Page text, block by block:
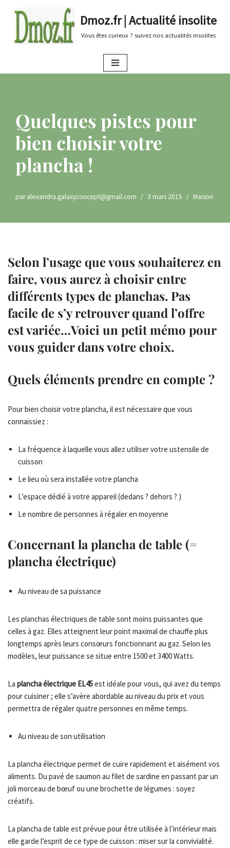
au
Dmoz.fr | Actualité insolite
Vous êtes curieux ? suivez nos actualités insolites
Quelques pistes pour
bien choisir votre
plancha !
paralexandra.galaxyconcept@gmail.com 3 mars 2015 Maison
Selon l’usage que vous souhaiterez en
faire, vous aurez à choisir entre
différents types de planchas. Pas
facile de s’y retrouver quand l’offre
est variée…Voici un petit mémo pour
vous guider dans votre choix.
Quels éléments prendre en compte ?
Pour bien choisir votre plancha, il est nécessaire que vous
connaissiez :
La fréquence à laquelle vous allez utiliser votre ustensile de
cuisson
Le lieu où sera installée votre plancha
L’espace dédié à votre appareil (dedans ? dehors ? )
Le nombre de personnes à régaler en moyenne
Concernant la plancha de table (=
plancha électrique)
Au niveau de sa puissance
Les planchas électriques de table sont moins puissantes que
celles à gaz. Elles atteignent leur point maximal de chauffe plus
longtemps après leurs consœurs fonctionnant au gaz. Selon les
modèles, leur puissance se situe entre 1500 et 3400 Watts.
La plancha électrique EL45est idéale pour vous, qui avez du temps
pour cuisiner ; elle s’avère abordable au niveau du prix et vous
permettra de régaler quatre personnes en même temps.
Au niveau de son utilisation
La plancha électrique permet de cuire rapidement et aisément vos
aliments. Du pavé de saumon au filet de sardine en passant par un
joli morceau de bœuf ou une brochette de légumes : soyez
créatifs.
La plancha de table est prévue pour être utilisée à l’intérieur mais
elle garde l’esprit de ce type de cuisson : miser sur la convivialité.